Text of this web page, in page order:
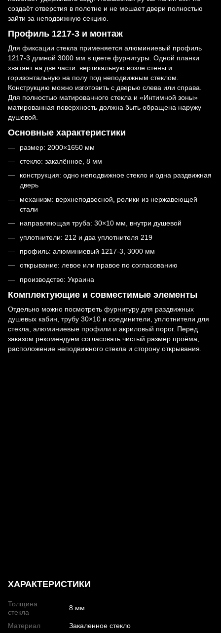
создаёт отверстия в полотне и не мешает двери полностью
зайти за неподвижную секцию.
Профиль 1217-3 и монтаж
Для фиксации стекла применяется алюминиевый профиль
1217-3 длиной 3000 мм в цвете фурнитуры. Одной планки
хватает на две части: вертикальную возле стены и
горизонтальную на полу под неподвижным стеклом.
Конструкцию можно изготовить с дверью слева или справа.
Для полностью матированного стекла и «Интимной зоны»
матированная поверхность должна быть обращена наружу
душевой.
Основные характеристики
размер: 2000×1650 мм
стекло: закалённое, 8 мм
конструкция: одно неподвижное стекло и одна раздвижная
дверь
механизм: верхнеподвесной, ролики из нержавеющей
стали
направляющая труба: 30×10 мм, внутри душевой
уплотнители: 212 и два уплотнителя 219
профиль: алюминиевый 1217-3, 3000 мм
открывание: левое или правое по согласованию
производство: Украина
Комплектующие и совместимые элементы
Отдельно можно посмотреть фурнитуру для раздвижных
душевых кабин, трубу 30×10 и соединители, уплотнители для
стекла, алюминиевые профили и акриловый порог. Перед
заказом рекомендуем согласовать чистый размер проёма,
расположение неподвижного стекла и сторону открывания.
ХАРАКТЕРИСТИКИ
Толщина
стекла
8 мм.
Материал
Закаленное стекло